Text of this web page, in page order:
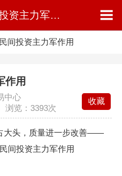
发挥民间投资主力军作用
间投资主力军作用
作用
中心
览： 3393次
收藏
头，质量进一步改善——
投资主力军作用